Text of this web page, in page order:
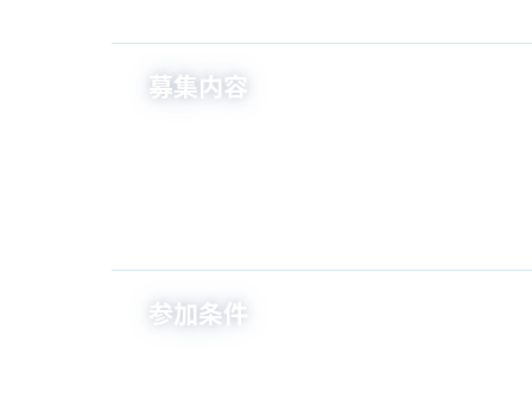
募集内容
参加条件